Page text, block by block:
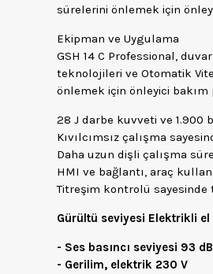
sürelerini önlemek için
Ekipman ve Uygulama
GSH 14 C Professional,
teknolojileri ve Otomatik
önlemek için önleyici
28 J darbe kuvveti ve 1.900
Kıvılcımsız çalışma
Daha uzun dişli çalışma
HMI ve bağlantı, araç
Titreşim kontrolü sayesinde
Gürültü seviyesi Elektrikli
- Ses basıncı seviyesi 93
- Gerilim, elektrik 230 V